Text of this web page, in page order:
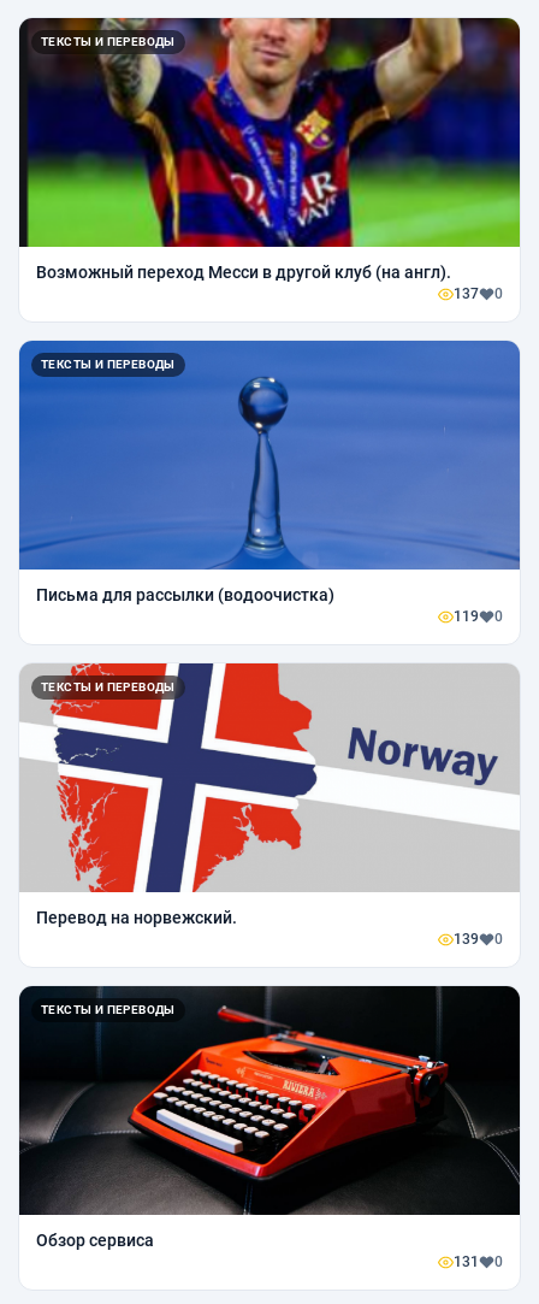
ТЕКСТЫ И ПЕРЕВОДЫ
Возможный переход Месси в другой клуб (на англ).
137 0
ТЕКСТЫ И ПЕРЕВОДЫ
Письма для рассылки (водоочистка)
119 0
ТЕКСТЫ И ПЕРЕВОДЫ
Перевод на норвежский.
139 0
ТЕКСТЫ И ПЕРЕВОДЫ
Обзор сервиса
131 0